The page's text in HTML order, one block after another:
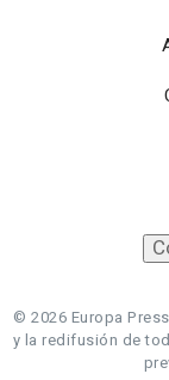
© 2026 Europa
y la redifusión de